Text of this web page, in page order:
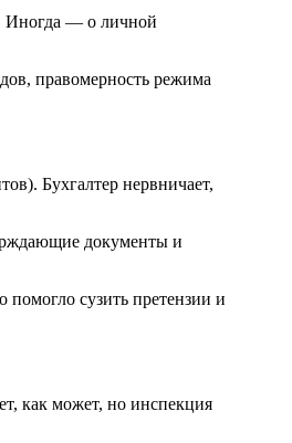
Иногда — о личной
правомерность режима
Бухгалтер нервничает,
документы и
сузить претензии и
как может, но инспекция